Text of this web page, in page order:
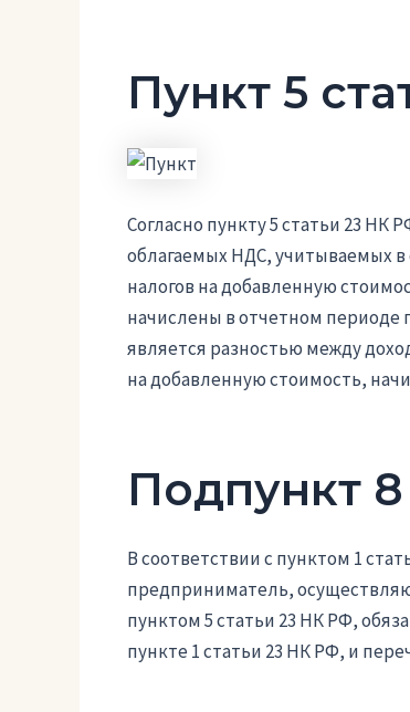
Пункт 5
Согласно пункту 5 статьи 23 НК
облагаемых НДС, учитываемых в
налогов на добавленную
начислены в отчетном периоде
является разностью между
на добавленную стоимость,
Подпункт 8
В соответствии с пунктом 1
предприниматель,
пунктом 5 статьи 23 НК РФ,
пункте 1 статьи 23 НК РФ, и